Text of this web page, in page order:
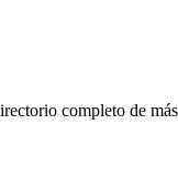
completo de